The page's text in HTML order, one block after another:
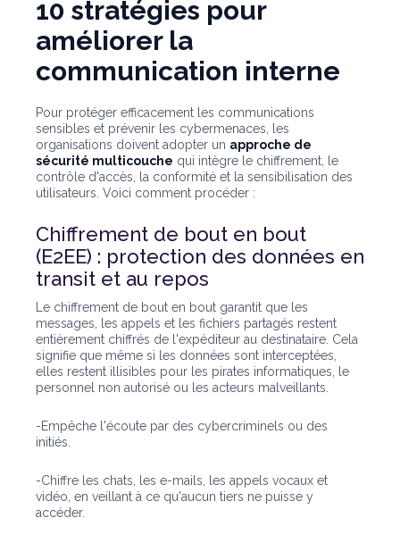
10 stratégies pour
améliorer la
communication interne
Pour protéger efficacement les communications
sensibles et prévenir les cybermenaces, les
organisations doivent adopter un approche de
sécurité multicouche qui intègre le chiffrement, le
contrôle d'accès, la conformité et la sensibilisation des
utilisateurs. Voici comment procéder :
Chiffrement de bout en bout
(E2EE) : protection des données en
transit et au repos
Le chiffrement de bout en bout garantit que les
messages, les appels et les fichiers partagés restent
entièrement chiffrés de l'expéditeur au destinataire. Cela
signifie que même si les données sont interceptées,
elles restent illisibles pour les pirates informatiques, le
personnel non autorisé ou les acteurs malveillants.
-Empêche l'écoute par des cybercriminels ou des
initiés.
-Chiffre les chats, les e-mails, les appels vocaux et
vidéo, en veillant à ce qu'aucun tiers ne puisse y
accéder.